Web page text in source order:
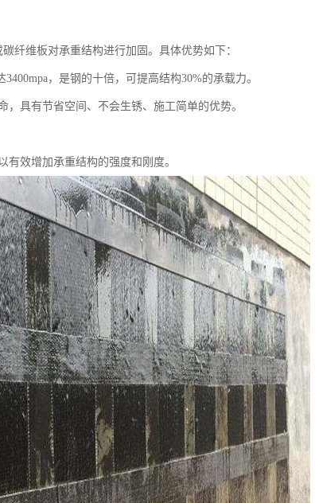
纤维板对承重结构进行加固。具体优势如下：
，是钢的十倍，可提高结构30%的承载力。
具有节省空间、不会生锈、施工简单的优势。
效增加承重结构的强度和刚度。